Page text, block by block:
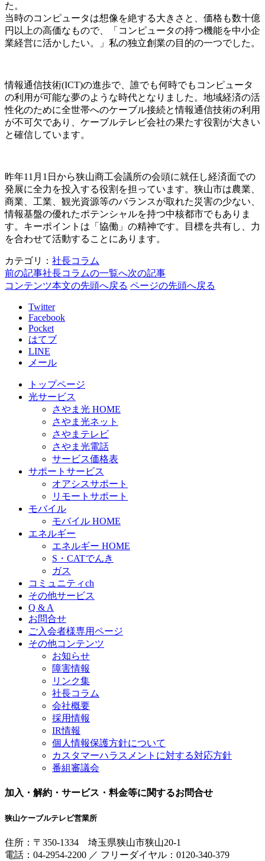
た。
当時のコンピュータは想像を絶する大きさと、価格も数十億
円以上の高価なもので、「コンピュータの持つ機能を中小企
業経営に活かしたい。」私の独立創業の目的の一つでした。
情報通信技術(ICT)の進歩で、誰でも何時でもコンピュータ
の利用が可能な夢のような時代となりました。地域経済の活
性化のために全世帯へのケーブル接続と情報通信技術の利用
が不可欠であり、ケーブルテレビ会社の果たす役割が大きい
と確信しています。
昨年11月1日から狭山商工会議所の会頭に就任し経済面での
発展に全力を投入する役割を担っています。狭山市は農業、
商業、工業、観光資源等のバランスが取れた災害の少ない、
情報基盤の優れたポテンシャルを持つ中核都市でもありま
す。キーポイントは「協働」の精神です。目標を共有し、力
を合わせて活動することにあります。
カテゴリ： 社長コラム
前の記事社長コラムの一覧へ次の記事
コンテンツ本文の先頭へ戻る ページの先頭へ戻る
Twitter
Facebook
Pocket
はてブ
LINE
メール
トップページ
光サービス
さやま光 HOME
さやま光ネット
さやまテレビ
さやま光電話
サービス価格表
サポートサービス
オアシスサポート
リモートサポート
モバイル
モバイル HOME
エネルギー
エネルギー HOME
S・CATでんき
ガス
コミュニティch
その他サービス
Q & A
お問合せ
ご入会者様専用ページ
その他コンテンツ
お知らせ
障害情報
リンク集
社長コラム
会社概要
採用情報
IR情報
個人情報保護方針について
カスタマーハラスメントに対する対応方針
番組審議会
加入・解約・サービス・料金等に関するお問合せ
狭山ケーブルテレビ営業所
住所： 〒350-1334 埼玉県狭山市狭山20-1
電話： 04-2954-2200 ／ フリーダイヤル：0120-340-379